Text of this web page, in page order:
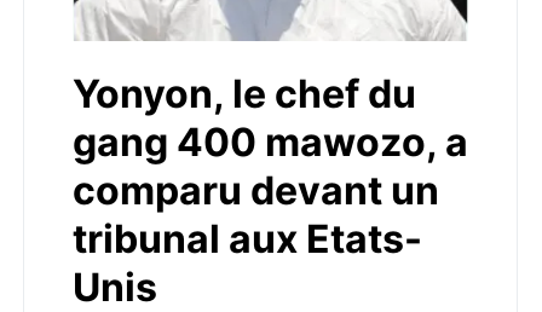
Yonyon, le chef du
gang 400 mawozo, a
comparu devant un
tribunal aux Etats-
Unis